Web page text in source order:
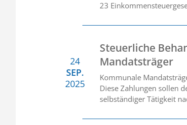
23
24
SEP.
2025
Steuerliche
Mandatsträger
Kommunale
Diese Zahlungen sollen
selbständiger Tätigkeit